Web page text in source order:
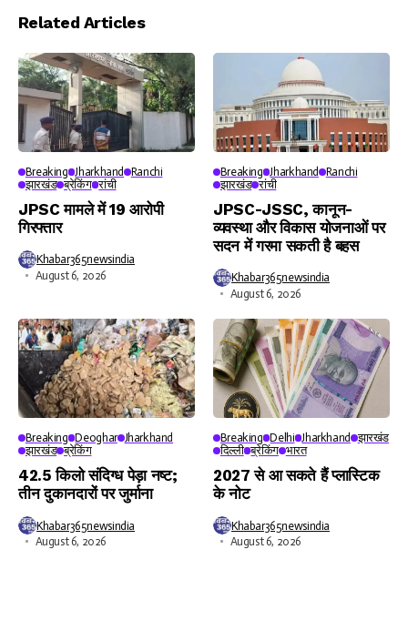
Player
Related Articles
Breaking Jharkhand
Ranchi
झारखंड ब्रेकिंग रांची
JPSC मामले में 19 आरोपी
गिरफ्तार
Khabar365newsindia
August 6, 2026
Breaking Jharkhand
Ranchi
झारखंड रांची
JPSC-JSSC, कानून-
व्यवस्था और विकास योजनाओं पर
सदन में गरमा सकती है बहस
Khabar365newsindia
August 6, 2026
Breaking Deoghar Jharkhand
झारखंड ब्रेकिंग
42.5 किलो संदिग्ध पेड़ा नष्ट;
तीन दुकानदारों पर जुर्माना
Khabar365newsindia
August 6, 2026
Breaking Delhi Jharkhand
झारखंड
दिल्ली ब्रेकिंग भारत
2027 से आ सकते हैं प्लास्टिक
के नोट
Khabar365newsindia
August 6, 2026